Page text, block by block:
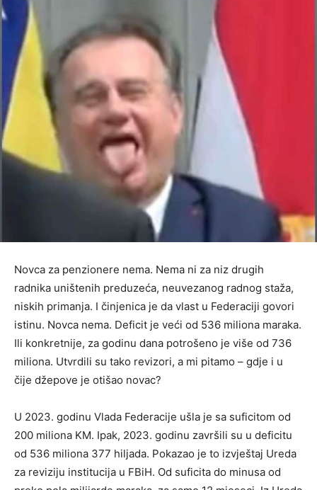
Novca za penzionere nema. Nema ni za niz drugih
radnika uništenih preduzeća, neuvezanog radnog staža,
niskih primanja. I činjenica je da vlast u Federaciji govori
istinu. Novca nema. Deficit je veći od 536 miliona maraka.
Ili konkretnije, za godinu dana potrošeno je više od 736
miliona. Utvrdili su tako revizori, a mi pitamo – gdje i u
čije džepove je otišao novac?
U 2023. godinu Vlada Federacije ušla je sa suficitom od
200 miliona KM. Ipak, 2023. godinu završili su u deficitu
od 536 miliona 377 hiljada. Pokazao je to izvještaj Ureda
za reviziju institucija u FBiH. Od suficita do minusa od